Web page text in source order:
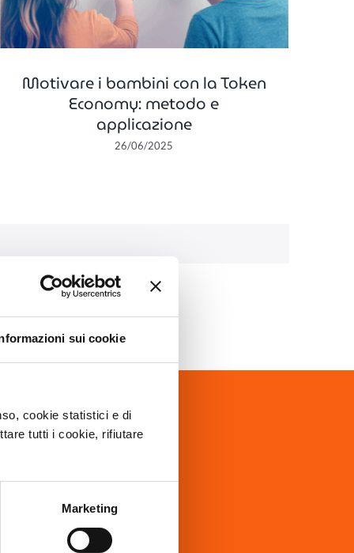
sui cookie
cookie statistici e di
tutti i cookie, rifiutare
Marketing
Motivare i bambini con la Token
Economy: metodo e
applicazione
26/06/2025